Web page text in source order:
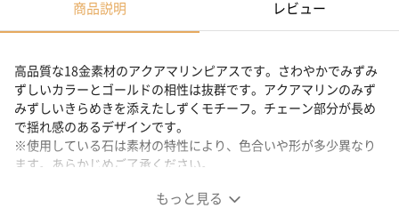
商品説明 レビュー
もっと見る
高品質な18金素材のアクアマリンピアスです。さわやかでみずみ
ずしいカラーとゴールドの相性は抜群です。アクアマリンのみず
みずしいきらめきを添えたしずくモチーフ。チェーン部分が長め
で揺れ感のあるデザインです。
※使用している石は素材の特性により、色合いや形が多少異なり
ます。あらかじめご了承ください。